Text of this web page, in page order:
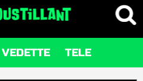
VEDETTE TELE